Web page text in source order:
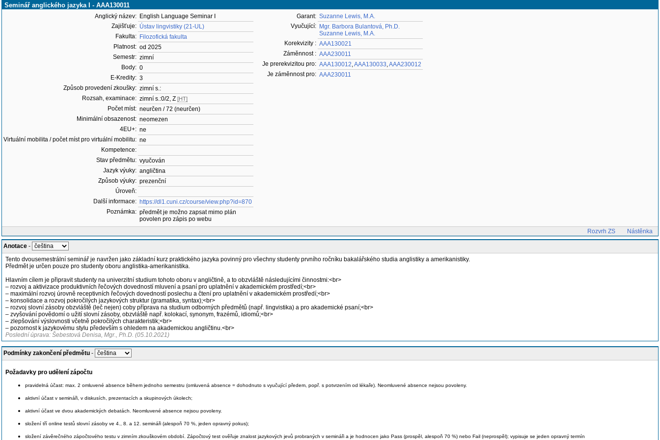
Seminář anglického jazyka I - AAA130011
Anglický název: English Language Seminar I
Zajišťuje: Ústav lingvistiky (21-UL)
Fakulta: Filozofická fakulta
Platnost: od 2025
Semestr: zimní
Body: 0
E-Kredity: 3
Způsob provedení zkoušky: zimní s.:
Rozsah, examinace: zimní s.:0/2, Z [HT]
Počet míst: neurčen / 72 (neurčen)
Minimální obsazenost: neomezen
4EU+: ne
Virtuální mobilita / počet míst pro virtuální mobilitu: ne
Kompetence:
Stav předmětu: vyučován
Jazyk výuky: angličtina
Způsob výuky: prezenční
Úroveň:
Další informace: https://dl1.cuni.cz/course/view.php?id=870
Poznámka: předmět je možno zapsat mimo plán
povolen pro zápis po webu
Garant: Suzanne Lewis, M.A.
Vyučující: Mgr. Barbora Bulantová, Ph.D.
Suzanne Lewis, M.A.
Korekvizity : AAA130021
Záměnnost : AAA230011
Je prerekvizitou pro: AAA130012,AAA130033,AAA230012
Je záměnnost pro: AAA230011
Rozvrh ZS Nástěnka
Anotace -
Tento dvousemestrální seminář je navržen jako základní kurz praktického jazyka povinný pro všechny studenty prvního ročníku bakalářského studia anglistiky a amerikanistiky.
Předmět je určen pouze pro studenty oboru anglistika-amerikanistika.
Hlavním cílem je připravit studenty na univerzitní studium tohoto oboru v angličtině, a to obzvláště následujícími činnostmi:<br>
– rozvoj a aktivizace produktivních řečových dovedností mluvení a psaní pro uplatnění v akademickém prostředí;<br>
– maximální rozvoj úrovně receptivních řečových dovedností poslechu a čtení pro uplatnění v akademickém prostředí;<br>
– konsolidace a rozvoj pokročilých jazykových struktur (gramatika, syntax);<br>
– rozvoj slovní zásoby obzvláště (leč nejen) coby příprava na studium odborných předmětů (např. lingvistika) a pro akademické psaní;<br>
– zvyšování povědomí o užití slovní zásoby, obzvláště např. kolokací, synonym, frazémů, idiomů;<br>
– zlepšování výslovnosti včetně pokročilých charakteristik;<br>
– pozornost k jazykovému stylu především s ohledem na akademickou angličtinu.<br>
Poslední úprava: Šebestová Denisa, Mgr., Ph.D. (05.10.2021)
Podmínky zakončení předmětu -
Požadavky pro udělení zápočtu
pravidelná účast: max. 2 omluvené absence během jednoho semestru (omluvená absence = dohodnuto s vyučující předem, popř. s potvrzením od lékaře). Neomluvené absence nejsou povoleny.
aktivní účast v semináři, v diskusích, prezentacích a skupinových úkolech;
aktivní účast ve dvou akademických debatách. Neomluvené absence nejsou povoleny.
složení tří online testů slovní zásoby ve 4., 8. a 12. semináři (alespoň 70 %, jeden opravný pokus);
složení závěrečného zápočtového testu v zimním zkouškovém období. Zápočtový test ověřuje znalost jazykových jevů probraných v semináři a je hodnocen jako Pass (prospěl, alespoň 70 %) nebo Fail (neprospěl); vypisuje se jeden opravný termín